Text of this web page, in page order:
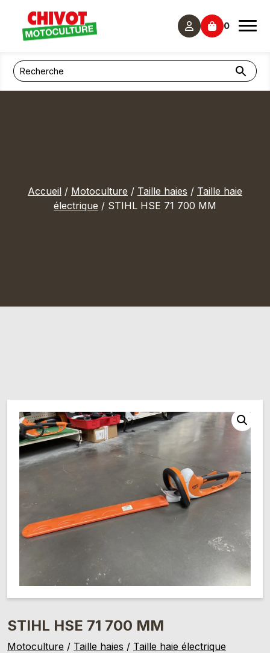
0
Accueil / Motoculture / Taille haies / Taille haie
électrique / STIHL HSE 71 700 MM
STIHL HSE 71 700 MM
Motoculture / Taille haies / Taille haie électrique